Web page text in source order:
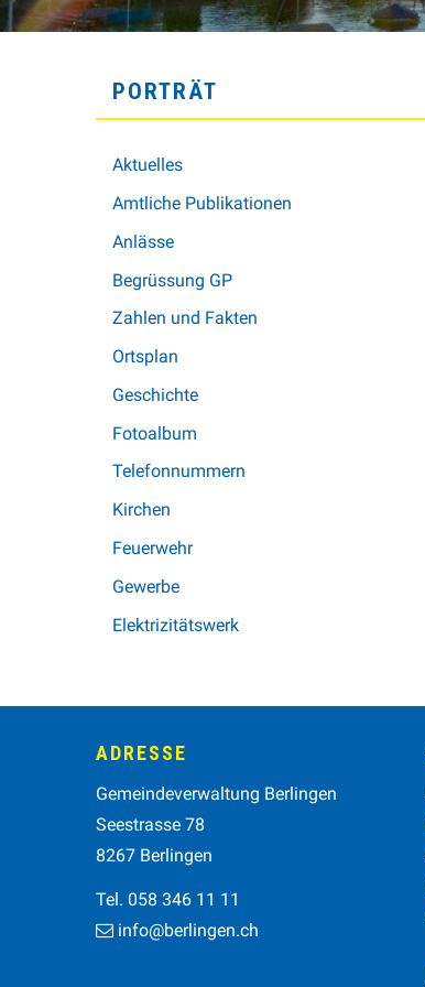
SUBNAVIGATION
PORTRÄT
Aktuelles
Amtliche Publikationen
Anlässe
Begrüssung GP
Zahlen und Fakten
Ortsplan
Geschichte
Fotoalbum
Telefonnummern
Kirchen
Feuerwehr
Gewerbe
Elektrizitätswerk
FooterADRESSE
Gemeindeverwaltung Berlingen
Seestrasse 78
8267 Berlingen
Tel. 058 346 11 11
info@berlingen.ch